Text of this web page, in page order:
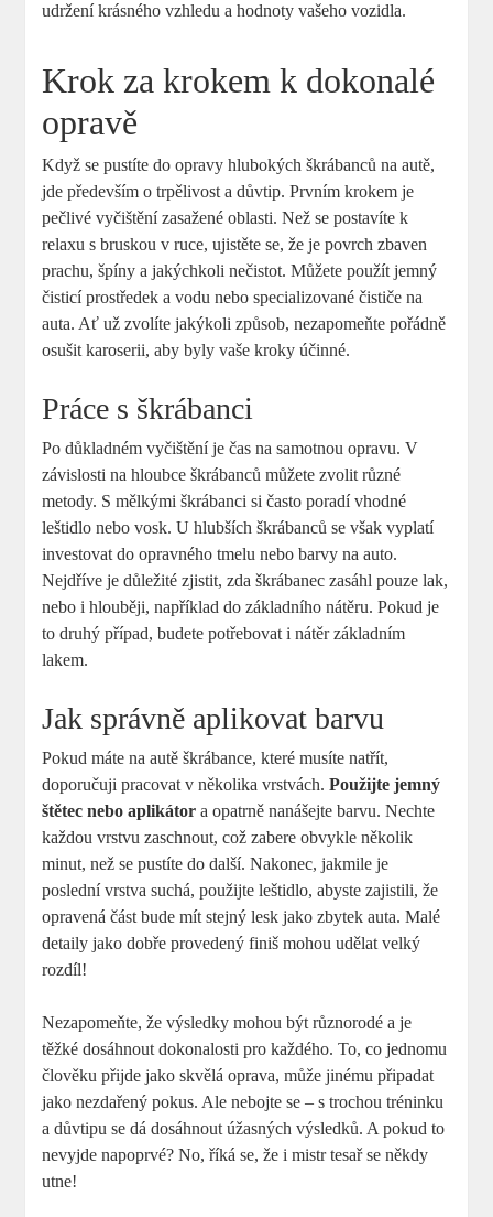
udržení‍ krásného vzhledu a ⁤hodnoty vašeho vozidla.
Krok za krokem k dokonalé
opravě
Když se pustíte do opravy hlubokých škrábanců na autě,
jde především o trpělivost a‌ důvtip. Prvním krokem je
pečlivé vyčištění zasažené oblasti. Než se postavíte k‌
relaxu s bruskou v ruce, ujistěte se, ⁣že je povrch zbaven
prachu, špíny a jakýchkoli nečistot. Můžete‍ použít jemný
‍čisticí prostředek a vodu nebo specializované čističe na
⁣auta. Ať ​už zvolíte jakýkoli ⁣způsob, ‍nezapomeňte ⁤pořádně
osušit karoserii, aby byly vaše kroky ‍účinné.
Práce s škrábanci
Po‌ důkladném vyčištění je čas ⁣na samotnou opravu. V
závislosti na hloubce škrábanců můžete ‍zvolit různé
metody. S mělkými škrábanci si často poradí vhodné
leštidlo nebo vosk. U hlubších⁢ škrábanců se však vyplatí
investovat do opravného tmelu nebo barvy na auto.
Nejdříve je důležité zjistit, zda škrábanec zasáhl pouze ⁢lak,
nebo i hlouběji, například do‍ základního nátěru. Pokud je
to druhý případ, budete potřebovat⁣ i nátěr základním
lakem.
Jak správně⁢ aplikovat barvu
Pokud máte na autě škrábance, které musíte natřít,
doporučuji pracovat v několika vrstvách.Použijte jemný‌
štětec nebo aplikátor a opatrně nanášejte barvu. Nechte
každou vrstvu zaschnout, ⁤což‍ zabere obvykle několik
minut, než ‌se pustíte do další. Nakonec, jakmile⁤ je
poslední vrstva suchá, použijte leštidlo, abyste zajistili, že
opravená část bude mít stejný lesk jako zbytek auta. Malé
detaily jako dobře provedený ⁤finiš mohou udělat velký
rozdíl!
Nezapomeňte, ‍že výsledky‍ mohou být různorodé a je
těžké ‌dosáhnout dokonalosti pro ⁣každého. To, co jednomu
člověku přijde jako skvělá‍ oprava, může jinému připadat
jako nezdařený⁣ pokus. Ale nebojte se – s trochou tréninku
a‍ důvtipu se dá dosáhnout úžasných ⁤výsledků. A‍ pokud to
nevyjde napoprvé? No, říká se, ⁤že i mistr tesař se někdy
utne!